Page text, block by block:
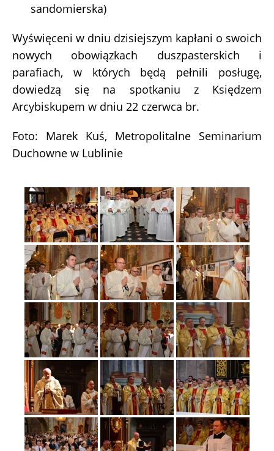
sandomierska)
Wyświęceni w dniu dzisiejszym kapłani o swoich
nowych obowiązkach duszpasterskich i
parafiach, w których będą pełnili posługę,
dowiedzą się na spotkaniu z Księdzem
Arcybiskupem w dniu 22 czerwca br.
Foto: Marek Kuś, Metropolitalne Seminarium
Duchowne w Lublinie